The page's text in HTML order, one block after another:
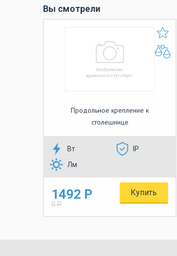
Вы смотрели
Продольное крепление к
столешнице
Вт
IP
Лм
1492 Р
0 Р
Купить